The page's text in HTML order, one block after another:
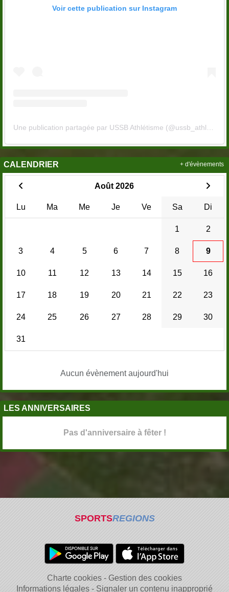
Voir cette publication sur Instagram
CALENDRIER
Août 2026
Lu Ma Me Je Ve Sa Di
1 2
3 4 5 6 7 8 9
10 11 12 13 14 15 16
17 18 19 20 21 22 23
24 25 26 27 28 29 30
31
Aucun évènement aujourd'hui
+ d'évènements
LES ANNIVERSAIRES
Pas d'anniversaire à fêter !
SPORTSREGIONS
Charte cookies
Gestion des cookies
Informations légales
Signaler un contenu inapproprié